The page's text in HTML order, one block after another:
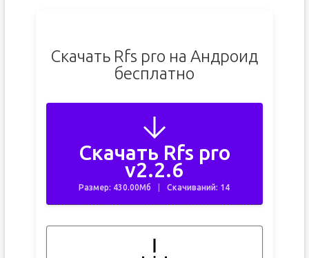
Скачать Rfs pro на Андроид
бесплатно
Скачать Rfs pro
v2.2.6
Размер: 430.00Мб Скачиваний: 14